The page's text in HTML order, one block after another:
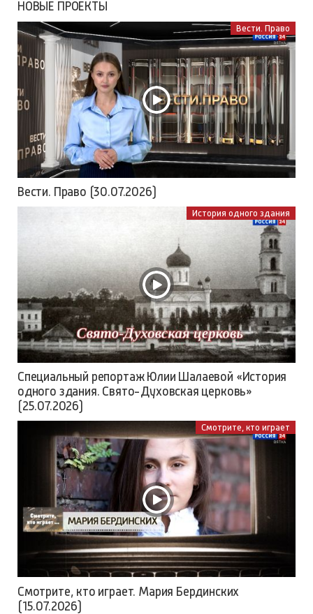
НОВЫЕ ПРОЕКТЫ
Вести. Право
Вести. Право (30.07.2026)
История одного здания
Специальный репортаж Юлии Шалаевой «История
одного здания. Свято-Духовская церковь»
(25.07.2026)
Смотрите, кто играет
Смотрите, кто играет. Мария Бердинских
(15.07.2026)